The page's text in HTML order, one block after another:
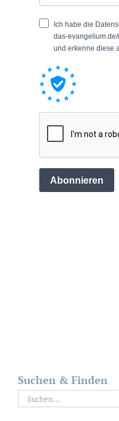
Suchen & Finden
Suche
nach: